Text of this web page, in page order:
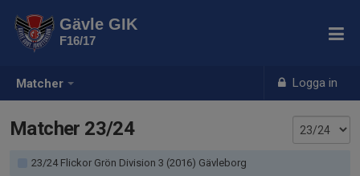
Matcher Logga in
Gävle GIK
F16/17
Matcher 23/24
23/24 Flickor Grön Division 3 (2016) Gävleborg